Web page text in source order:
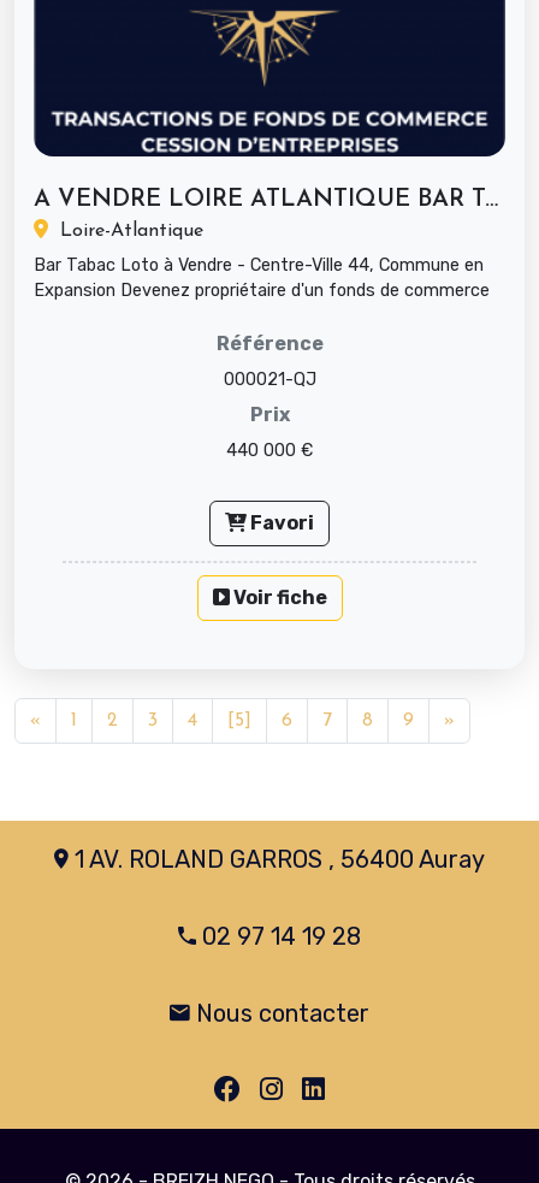
A VENDRE LOIRE ATLANTIQUE BAR TABAC...
Loire-Atlantique
Bar Tabac Loto à Vendre - Centre-Ville 44, Commune en
Expansion Devenez propriétaire d'un fonds de commerce
Référence
000021-QJ
Prix
440 000 €
Favori
Voir fiche
« 2 3 4 [5] 6 7 8 9 »
1 AV. ROLAND GARROS , 56400 Auray
02 97 14 19 28
Nous contacter